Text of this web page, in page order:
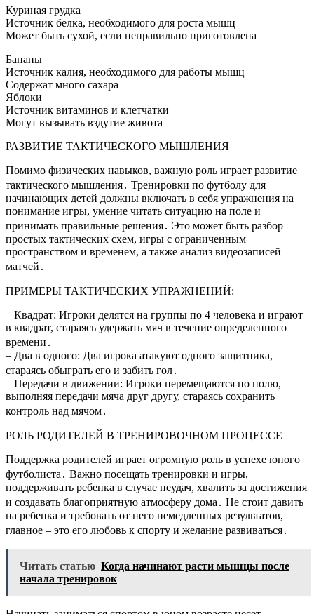
Куриная грудка
Источник белка, необходимого для роста мышц
Может быть сухой, если неправильно приготовлена
Бананы
Источник калия, необходимого для работы мышц
Содержат много сахара
Яблоки
Источник витаминов и клетчатки
Могут вызывать вздутие живота
РАЗВИТИЕ ТАКТИЧЕСКОГО МЫШЛЕНИЯ
Помимо физических навыков, важную роль играет развитие
тактического мышления․ Тренировки по футболу для
начинающих детей должны включать в себя упражнения на
понимание игры, умение читать ситуацию на поле и
принимать правильные решения․ Это может быть разбор
простых тактических схем, игры с ограниченным
пространством и временем, а также анализ видеозаписей
матчей․
ПРИМЕРЫ ТАКТИЧЕСКИХ УПРАЖНЕНИЙ:
– Квадрат: Игроки делятся на группы по 4 человека и играют
в квадрат, стараясь удержать мяч в течение определенного
времени․
– Два в одного: Два игрока атакуют одного защитника,
стараясь обыграть его и забить гол․
– Передачи в движении: Игроки перемещаются по полю,
выполняя передачи мяча друг другу, стараясь сохранить
контроль над мячом․
РОЛЬ РОДИТЕЛЕЙ В ТРЕНИРОВОЧНОМ ПРОЦЕССЕ
Поддержка родителей играет огромную роль в успехе юного
футболиста․ Важно посещать тренировки и игры,
поддерживать ребенка в случае неудач, хвалить за достижения
и создавать благоприятную атмосферу дома․ Не стоит давить
на ребенка и требовать от него немедленных результатов,
главное – это его любовь к спорту и желание развиваться․
Читать статью Когда начинают расти мышцы после
начала тренировок